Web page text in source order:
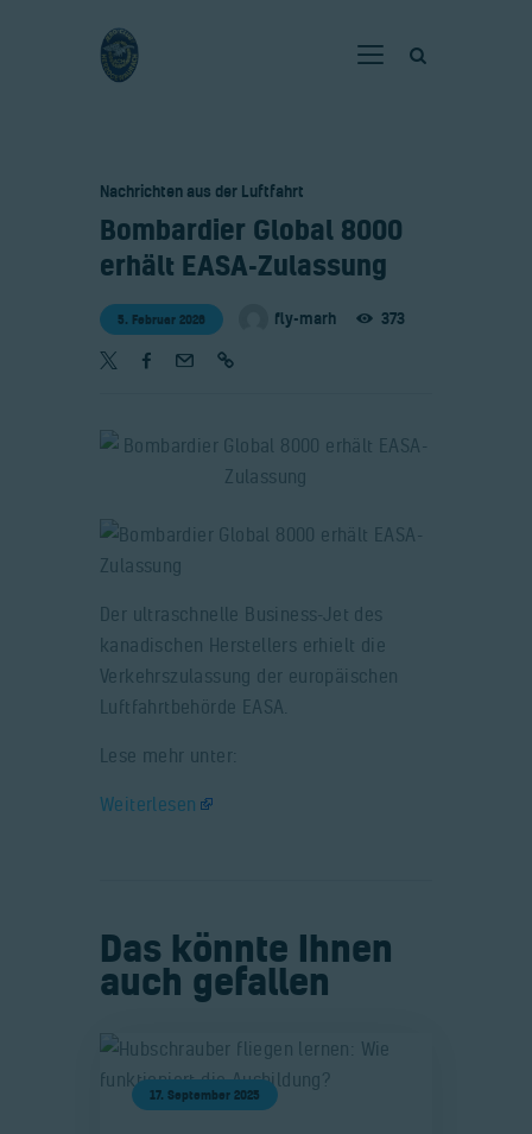
Fliegen
Gaststätte
Kontakt
Nachrichten aus der Luftfahrt
​Bombardier Global 8000
erhält EASA-Zulassung
5. Februar 2026 fly-marh 373
Der ultraschnelle Business-Jet des
kanadischen Herstellers erhielt die
Verkehrszulassung der europäischen
Luftfahrtbehörde EASA.
Lese mehr unter:
Weiterlesen
Das könnte Ihnen
auch gefallen
17. September 2025